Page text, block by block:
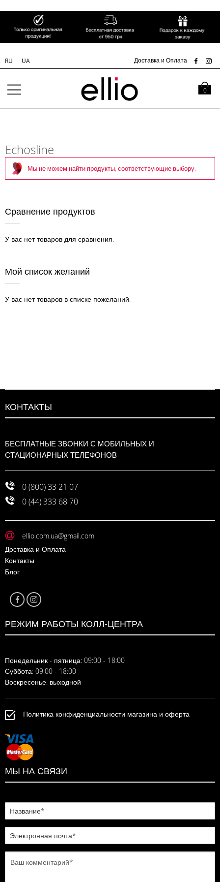
Skip to
RU UA Доставка и Оплата
Моя
0
Echosline
Мы не можем найти продукты, соответствующие выбору.
Сравнение продуктов
У вас нет товаров для сравнения.
Мой список желаний
У вас нет товаров в списке пожеланий.
КОНТАКТЫ
БЕСПЛАТНЫЕ ЗВОНКИ С МОБИЛЬНЫХ И
СТАЦИОНАРНЫХ ТЕЛЕФОНОВ
0 (800) 33 21 07
0 (44) 333 68 70
ellio.com.ua@gmail.com
Доставка и Оплата
Контакты
Блог
РЕЖИМ РАБОТЫ КОЛЛ-ЦЕНТРА
Понедельник - пятница: 09:00 - 18:00
Суббота: 09:00 - 18:00
Воскресенье: выходной
Политика конфиденциальности магазина и оферта
МЫ НА СВЯЗИ